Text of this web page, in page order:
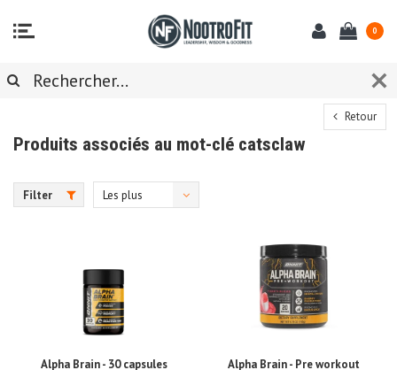
0
Retour
Produits associés au mot-clé catsclaw
Filter
Les plus
Alpha Brain - 30 capsules Alpha Brain - Pre workout